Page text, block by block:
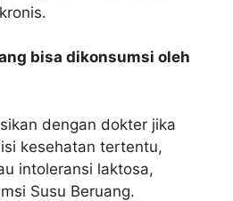
bisa dikonsumsi oleh
dengan dokter jika
kesehatan tertentu,
intoleransi laktosa,
Susu Beruang.